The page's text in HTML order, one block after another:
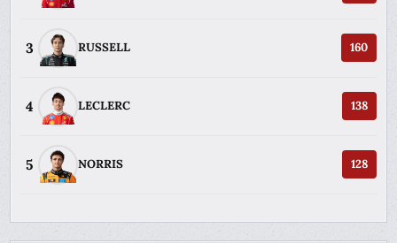
3 RUSSELL 160
4 LECLERC 138
5 NORRIS 128